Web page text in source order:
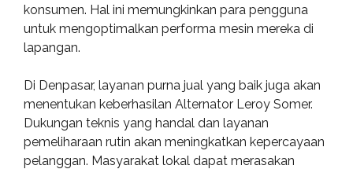
konsumen. Hal ini memungkinkan para pengguna
untuk mengoptimalkan performa mesin mereka di
lapangan.
Di Denpasar, layanan purna jual yang baik juga akan
menentukan keberhasilan Alternator Leroy Somer.
Dukungan teknis yang handal dan layanan
pemeliharaan rutin akan meningkatkan kepercayaan
pelanggan. Masyarakat lokal dapat merasakan